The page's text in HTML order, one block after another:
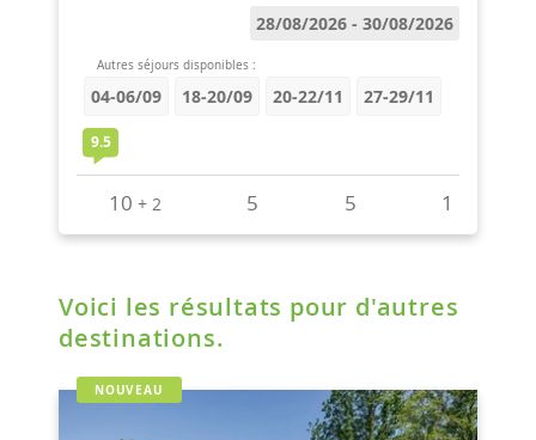
Voici les résultats pour d'autres
destinations.